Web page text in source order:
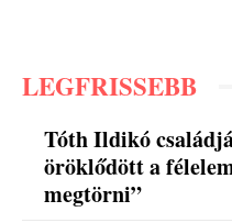
LEGFRISSEBB
Tóth Ildikó
öröklődött a
megtörni”